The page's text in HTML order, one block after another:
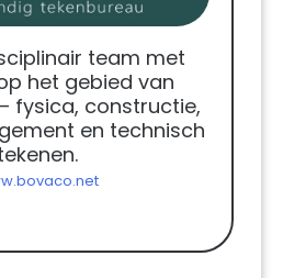
team met
het gebied van
fysica, constructie,
en technisch